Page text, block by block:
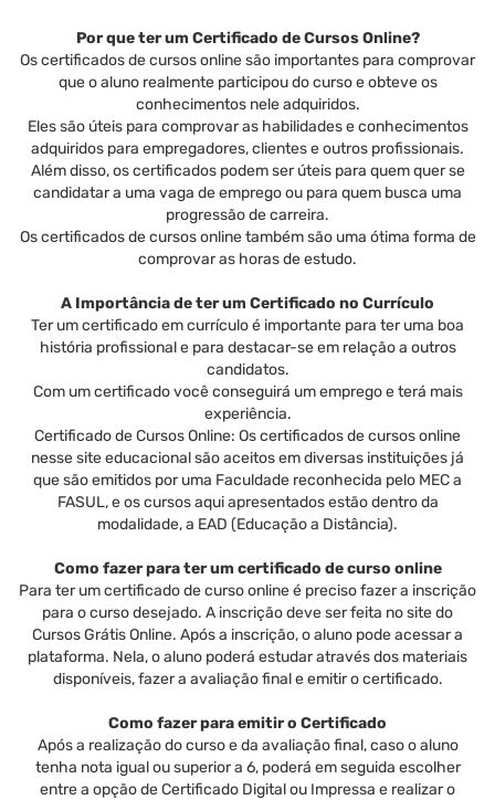
Por que ter um Certificado de Cursos Online?
Os certificados de cursos online são importantes para comprovar
que o aluno realmente participou do curso e obteve os
conhecimentos nele adquiridos.
Eles são úteis para comprovar as habilidades e conhecimentos
adquiridos para empregadores, clientes e outros profissionais.
Além disso, os certificados podem ser úteis para quem quer se
candidatar a uma vaga de emprego ou para quem busca uma
progressão de carreira.
Os certificados de cursos online também são uma ótima forma de
comprovar as horas de estudo.
A Importância de ter um Certificado no Currículo
Ter um certificado em currículo é importante para ter uma boa
história profissional e para destacar-se em relação a outros
candidatos.
Com um certificado você conseguirá um emprego e terá mais
experiência.
Certificado de Cursos Online: Os certificados de cursos online
nesse site educacional são aceitos em diversas instituições já
que são emitidos por uma Faculdade reconhecida pelo MEC a
FASUL, e os cursos aqui apresentados estão dentro da
modalidade, a EAD (Educação a Distância).
Como fazer para ter um certificado de curso online
Para ter um certificado de curso online é preciso fazer a inscrição
para o curso desejado. A inscrição deve ser feita no site do
Cursos Grátis Online. Após a inscrição, o aluno pode acessar a
plataforma. Nela, o aluno poderá estudar através dos materiais
disponíveis, fazer a avaliação final e emitir o certificado.
Como fazer para emitir o Certificado
Após a realização do curso e da avaliação final, caso o aluno
tenha nota igual ou superior a 6, poderá em seguida escolher
entre a opção de Certificado Digital ou Impressa e realizar o